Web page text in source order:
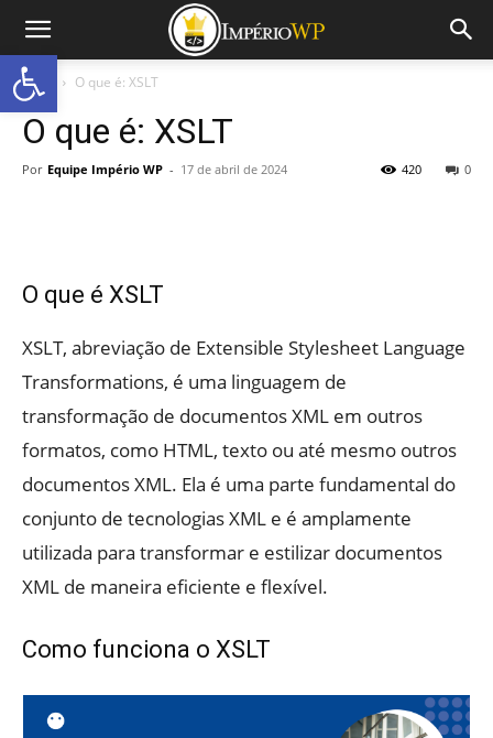
Início O que é: XSLT
O que é: XSLT
Por Equipe Império WP - 17 de abril de 2024 0
420
O que é XSLT
XSLT, abreviação de Extensible Stylesheet Language
Transformations, é uma linguagem de
transformação de documentos XML em outros
formatos, como HTML, texto ou até mesmo outros
documentos XML. Ela é uma parte fundamental do
conjunto de tecnologias XML e é amplamente
utilizada para transformar e estilizar documentos
XML de maneira eficiente e flexível.
Como funciona o XSLT
Abrir a barra de ferramentas